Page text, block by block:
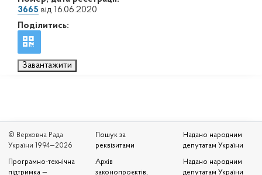
3665 від 16.06.2020
Поділитись:
Завантажити
© Верховна Рада
України 1994—2026
Програмно-технічна
підтримка —
Пошук за
реквізитами
Архів
законопроєктів,
Надано народним
депутатам України
Надано народним
депутатам України